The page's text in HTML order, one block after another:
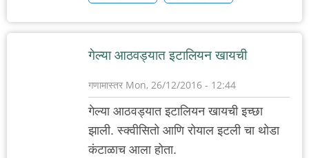
गेल्या आठवड्यात इटालियन खायची
गणामास्तर Mon, 26/12/2016 - 12:44
गेल्या आठवड्यात इटालियन खायची इच्छा
झाली. स्क्वीसितो आणि रोयाल इटली चा थोडा
कंटाळाच आला होता.